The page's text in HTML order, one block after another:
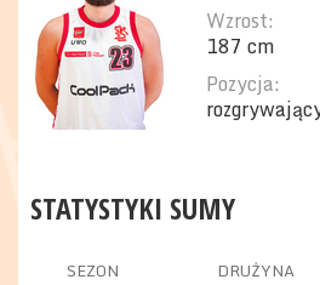
Wzrost:
187 cm
Pozycja:
STATYSTYKI SUMY
SEZON DRUŻYNA